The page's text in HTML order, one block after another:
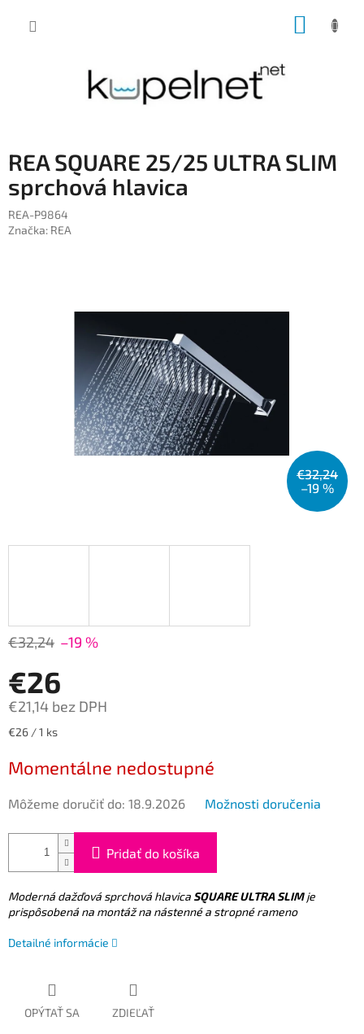
REA SQUARE 25/25 ULTRA SLIM
sprchová hlavica
REA-P9864
Značka: REA
€32,24
–19 %
€32,24 –19 %
€26
€21,14 bez DPH
Jednotková
€26 / 1 ks
Momentálne nedostupné
Môžeme doručiť do: 18.9.2026 Možnosti doručenia
Pridať do košíka
Moderná dažďová sprchová hlavica SQUARE ULTRA SLIMje
prispôsobená na montáž na nástenné a stropné rameno
Detailné informácie
OPÝTAŤ SA ZDIEĽAŤ